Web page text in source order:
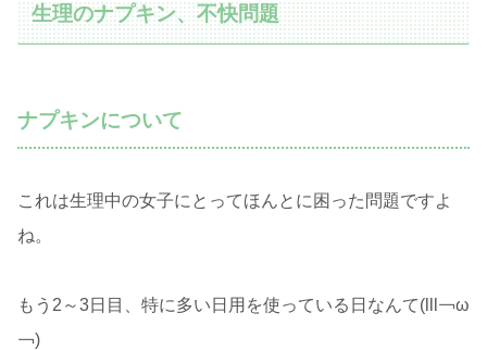
生理のナプキン、不快問題
ナプキンについて
これは生理中の女子にとってほんとに困った問題ですよ
ね。
もう2～3日目、特に多い日用を使っている日なんて(lll￢ω
￢)